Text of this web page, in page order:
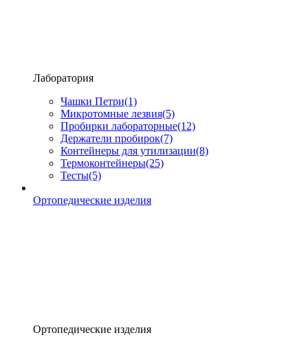
Лаборатория
Чашки Петри(1)
Микротомные лезвия(5)
Пробирки лабораторные(12)
Держатели пробирок(7)
Контейнеры для утилизации(8)
Термоконтейнеры(25)
Тесты(5)
Ортопедические изделия
Ортопедические изделия